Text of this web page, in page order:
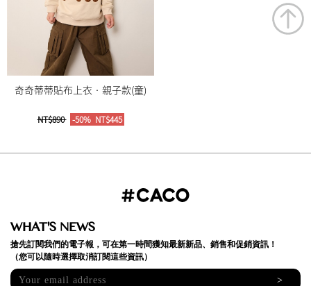
奇奇蒂蒂貼布上衣‧親子款(童)
NT$890 -50% NT$445
WHAT'S NEWS
搶先訂閱我們的電子報，可在第一時間獲知最新新品、銷售和促銷資訊！
（您可以隨時選擇取消訂閱這些資訊）
>